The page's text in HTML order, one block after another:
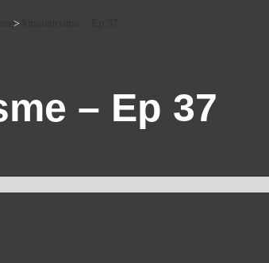
>
– Ep 37